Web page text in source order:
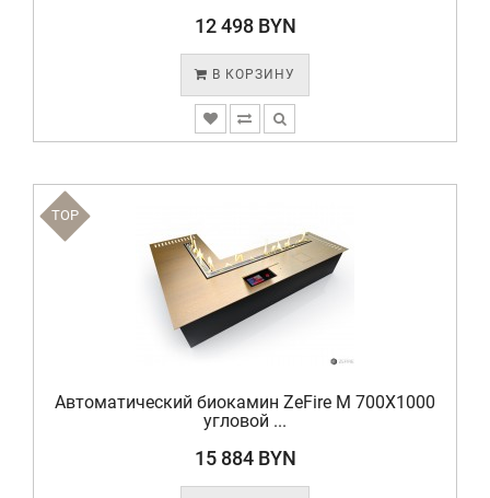
12 498 BYN
В КОРЗИНУ
TOP
Автоматический биокамин ZeFire М 700X1000
угловой ...
15 884 BYN